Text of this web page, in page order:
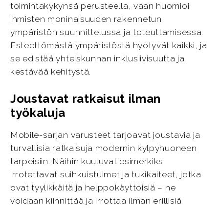
toimintakykynsä perusteella, vaan huomioi
ihmisten moninaisuuden rakennetun
ympäristön suunnittelussa ja toteuttamisessa.
Esteettömästä ympäristöstä hyötyvät kaikki, ja
se edistää yhteiskunnan inklusiivisuutta ja
kestävää kehitystä.
Joustavat ratkaisut ilman
työkaluja
Mobile-sarjan varusteet tarjoavat joustavia ja
turvallisia ratkaisuja modernin kylpyhuoneen
tarpeisiin. Näihin kuuluvat esimerkiksi
irrotettavat suihkuistuimet ja tukikaiteet, jotka
ovat tyylikkäitä ja helppokäyttöisiä – ne
voidaan kiinnittää ja irrottaa ilman erillisiä